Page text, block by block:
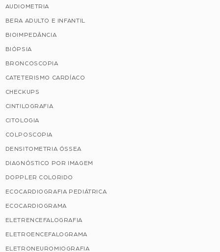
AUDIOMETRIA
BERA ADULTO E INFANTIL
BIOIMPEDÂNCIA
BIÓPSIA
BRONCOSCOPIA
CATETERISMO CARDÍACO
CHECKUPS
CINTILOGRAFIA
CITOLOGIA
COLPOSCOPIA
DENSITOMETRIA ÓSSEA
DIAGNÓSTICO POR IMAGEM
DOPPLER COLORIDO
ECOCARDIOGRAFIA PEDIÁTRICA
ECOCARDIOGRAMA
ELETRENCEFALOGRAFIA
ELETROENCEFALOGRAMA
ELETRONEUROMIOGRAFIA